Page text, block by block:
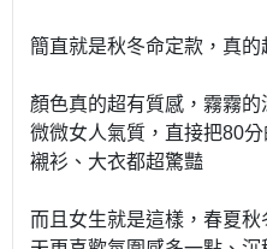
簡直就是秋冬命定款，真
顏色真的超有質感，霧霧
微微女人氣質，直接把80
襯衫、大衣都超驚豔
而且女生就是這樣，春夏